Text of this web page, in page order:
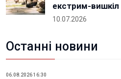
екстрим-вишкіл
10.07.2026
Останні новини
06.08.2026 16:30